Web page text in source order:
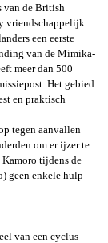
van de British
vriendschappelijk
een eerste
van de Mimika-
meer dan 500
Het gebied
en praktisch
tegen aanvallen
om er ijzer te
Kamoro tijdens de
geen enkele hulp
van een cyclus